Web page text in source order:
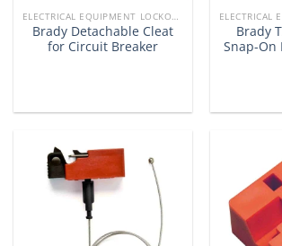
Brady Detachable Cleat
for Circuit Breaker
Brady
Snap-On